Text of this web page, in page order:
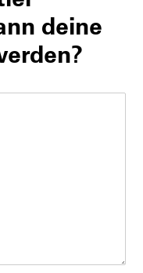
deine